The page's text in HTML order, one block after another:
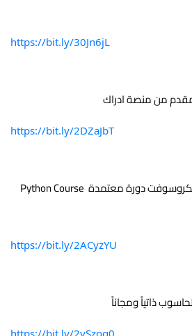
https://bit.ly/30Jn6jL
من منصة ادراك
https://bit.ly/2DZaJbT
كورس بايثون من شركة ميكروسوفت دورة معتمدة Python Course
https://bit.ly/2ACyzYU
ذاتياً ومجاناً